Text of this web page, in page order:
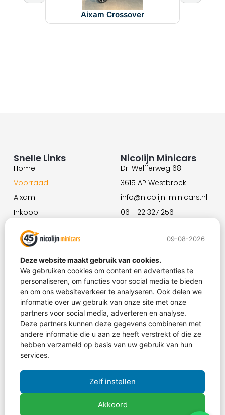
09-08-2026
Deze website maakt gebruik van cookies.
We gebruiken cookies om content en advertenties te
personaliseren, om functies voor social media te bieden
en om ons websiteverkeer te analyseren. Ook delen we
informatie over uw gebruik van onze site met onze
partners voor social media, adverteren en analyse.
Deze partners kunnen deze gegevens combineren met
andere informatie die u aan ze heeft verstrekt of die ze
hebben verzameld op basis van uw gebruik van hun
services.
Zelf instellen
Akkoord
Aixam Crossover
Snelle Links
Home
Voorraad
Aixam
Inkoop
Contact
Nicolijn Minicars
Dr. Welfferweg 68
3615 AP Westbroek
info@nicolijn-minicars.nl
06 - 22 327 256
Za. 09.00 - 14.00 (alleen